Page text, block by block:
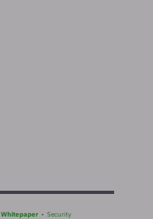
Whitepaper Security